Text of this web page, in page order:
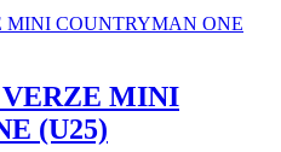
MINI
(U25)